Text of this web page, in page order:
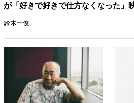
が「好きで好きで仕方なくなった」
鈴木一俊